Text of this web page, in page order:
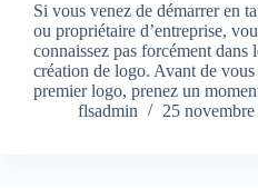
Si vous venez de démarrer en
ou propriétaire d’entreprise,
connaissez pas forcément dans
création de logo. Avant de
premier logo, prenez un
flsadmin
25